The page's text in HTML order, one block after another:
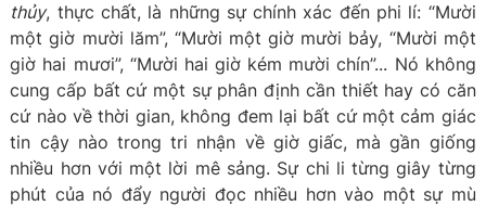
thủy, thực chất, là những sự chính xác đến phi lí: “Mười
một giờ mười lăm”, “Mười một giờ mười bảy, “Mười một
giờ hai mươi”, “Mười hai giờ kém mười chín”... Nó không
cung cấp bất cứ một sự phân định cần thiết hay có căn
cứ nào về thời gian, không đem lại bất cứ một cảm giác
tin cậy nào trong tri nhận về giờ giấc, mà gần giống
nhiều hơn với một lời mê sảng. Sự chi li từng giây từng
phút của nó đẩy người đọc nhiều hơn vào một sự mù